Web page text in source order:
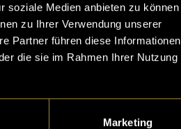
soziale Medien anbieten zu können
zu Ihrer Verwendung unserer
Partner führen diese Informationen
die sie im Rahmen Ihrer Nutzung
Marketing